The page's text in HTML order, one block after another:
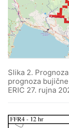
Slika 2.
prognoza
ERIC 27. rujna